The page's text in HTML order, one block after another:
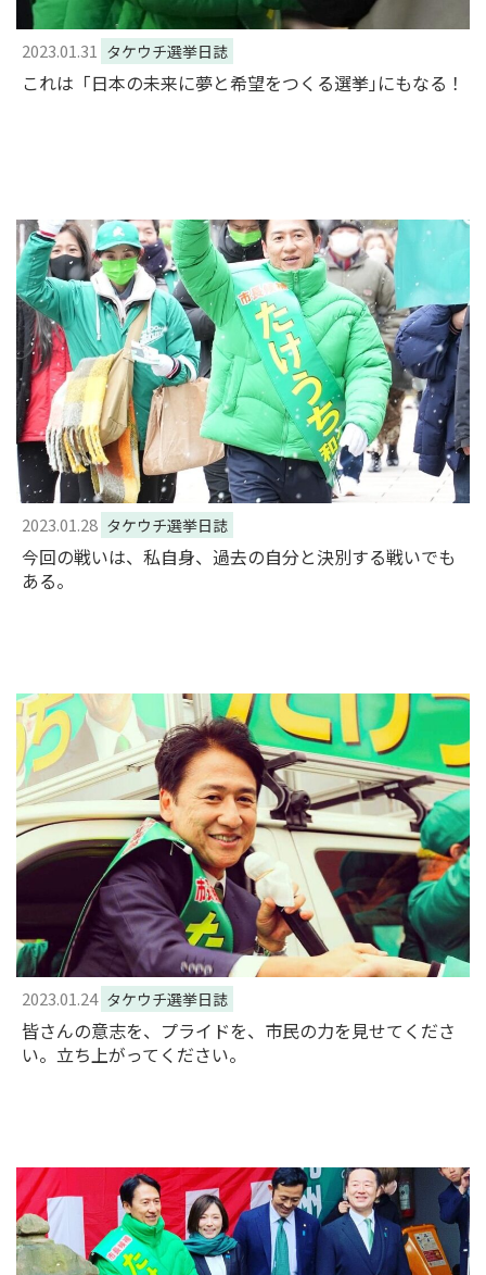
2023.01.31 タケウチ選挙日誌
これは「日本の未来に夢と希望をつくる選挙｣にもなる！
2023.01.28 タケウチ選挙日誌
今回の戦いは、私自身、過去の自分と決別する戦いでも
ある。
2023.01.24 タケウチ選挙日誌
皆さんの意志を、プライドを、市民の力を見せてくださ
い。立ち上がってください。